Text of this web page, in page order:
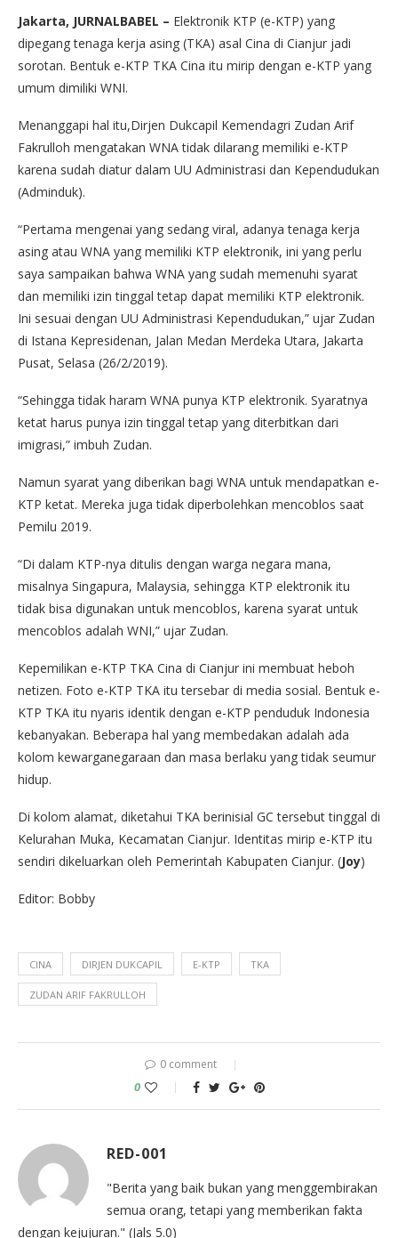
Jakarta, JURNALBABEL – Elektronik KTP (e-KTP) yang
dipegang tenaga kerja asing (TKA) asal Cina di Cianjur jadi
sorotan. Bentuk e-KTP TKA Cina itu mirip dengan e-KTP yang
umum dimiliki WNI.
Menanggapi hal itu,Dirjen Dukcapil Kemendagri Zudan Arif
Fakrulloh mengatakan WNA tidak dilarang memiliki e-KTP
karena sudah diatur dalam UU Administrasi dan Kependudukan
(Adminduk).
“Pertama mengenai yang sedang viral, adanya tenaga kerja
asing atau WNA yang memiliki KTP elektronik, ini yang perlu
saya sampaikan bahwa WNA yang sudah memenuhi syarat
dan memiliki izin tinggal tetap dapat memiliki KTP elektronik.
Ini sesuai dengan UU Administrasi Kependudukan,” ujar Zudan
di Istana Kepresidenan, Jalan Medan Merdeka Utara, Jakarta
Pusat, Selasa (26/2/2019).
“Sehingga tidak haram WNA punya KTP elektronik. Syaratnya
ketat harus punya izin tinggal tetap yang diterbitkan dari
imigrasi,” imbuh Zudan.
Namun syarat yang diberikan bagi WNA untuk mendapatkan e-
KTP ketat. Mereka juga tidak diperbolehkan mencoblos saat
Pemilu 2019.
“Di dalam KTP-nya ditulis dengan warga negara mana,
misalnya Singapura, Malaysia, sehingga KTP elektronik itu
tidak bisa digunakan untuk mencoblos, karena syarat untuk
mencoblos adalah WNI,” ujar Zudan.
Kepemilikan e-KTP TKA Cina di Cianjur ini membuat heboh
netizen. Foto e-KTP TKA itu tersebar di media sosial. Bentuk e-
KTP TKA itu nyaris identik dengan e-KTP penduduk Indonesia
kebanyakan. Beberapa hal yang membedakan adalah ada
kolom kewarganegaraan dan masa berlaku yang tidak seumur
hidup.
Di kolom alamat, diketahui TKA berinisial GC tersebut tinggal di
Kelurahan Muka, Kecamatan Cianjur. Identitas mirip e-KTP itu
sendiri dikeluarkan oleh Pemerintah Kabupaten Cianjur. (Joy)
Editor: Bobby
CINA DIRJEN DUKCAPIL E-KTP TKA
ZUDAN ARIF FAKRULLOH
0 comment
0
RED-001
"Berita yang baik bukan yang menggembirakan
semua orang, tetapi yang memberikan fakta
dengan kejujuran." (Jals 5.0)